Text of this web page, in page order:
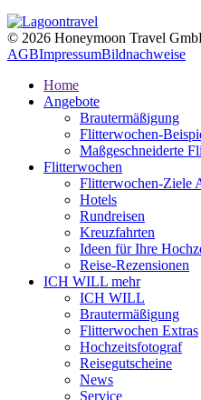
© 2026 Honeymoon Travel
AGBImpressumBildnachweise
Home
Angebote
Brautermäßigung
Flitterwochen-
Maßgeschneiderte
Flitterwochen
Flitterwochen-Ziele
Hotels
Rundreisen
Kreuzfahrten
Ideen für Ihre
Reise-Rezensionen
ICH WILL mehr
ICH WILL
Brautermäßigung
Flitterwochen Extras
Hochzeitsfotograf
Reisegutscheine
News
Service